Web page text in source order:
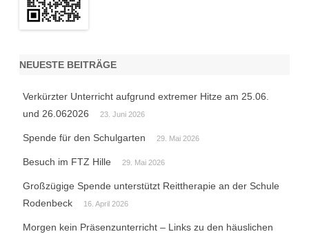
NEUESTE BEITRÄGE
Verkürzter Unterricht aufgrund extremer Hitze am 25.06.
und 26.062026
23. Juni 2026
Spende für den Schulgarten 29. Mai 2026
Besuch im FTZ Hille 29. Mai 2026
Großzügige Spende unterstützt Reittherapie an der Schule
Rodenbeck
16. April 2026
Morgen kein Präsenzunterricht – Links zu den häuslichen